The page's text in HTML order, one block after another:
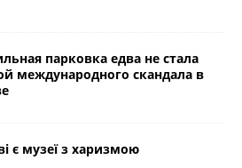
парковка едва не стала
международного скандала в
є музеї з харизмою